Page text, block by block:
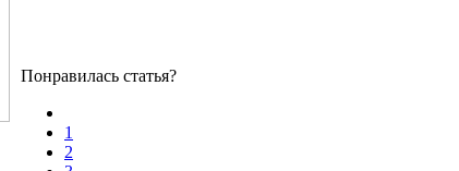
Понравилась статья?
1
2